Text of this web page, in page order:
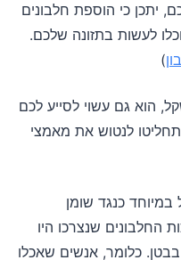
יתכן כי הוספת חלבונים
לעשות בתזונה שלכם.
)
הוא גם עשוי לסייע לכם
לנטוש את מאמצי
במיוחד כנגד שומן
החלבונים שנצרכו היו
כלומר, אנשים שאכלו